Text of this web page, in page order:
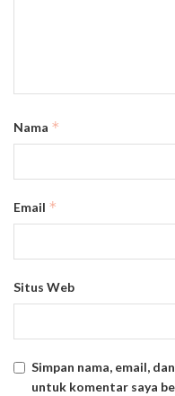
Nama *
Email *
Situs Web
Simpan nama, email,
untuk komentar saya